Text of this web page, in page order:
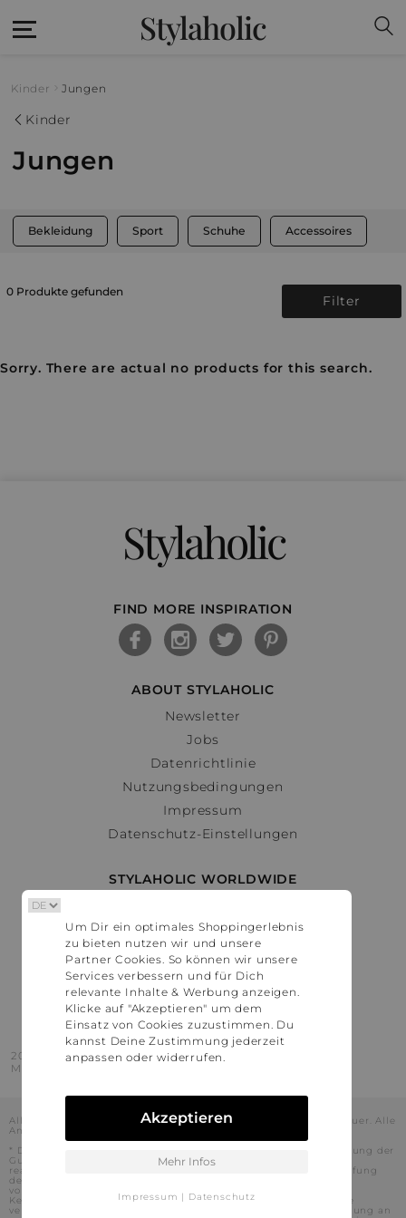
Stylaholic
Kinder Jungen
Kinder
Jungen
Bekleidung Sport Schuhe Accessoires
0 Produkte gefunden
Filter
Sorry. There are actual no products for this search.
Stylaholic
FIND MORE INSPIRATION
ABOUT STYLAHOLIC
Newsletter
Jobs
Datenrichtlinie
Nutzungsbedingungen
Impressum
Datenschutz-Einstellungen
STYLAHOLIC WORLDWIDE
Österreich
Schweiz
France
United States
2016 - 2026 © Stylaholic.
Made for you with love in munich.
Alle Preise inkl. der jeweils geltenden gesetzlichen Mehrwertsteuer. Alle
Angaben ohne Gewähr.
* Die angezeigten Preise beinhalten Rabatte, die durch die Nutzung der
Gutschein-Codes auf den Seiten unserer Partner voraussichtlich
realisiert werden können. Stylaholic führt keine vollständige Prüfung
der Gutschein-Codes durch und es kann daher in Einzelfällen
vorkommen, dass die Gutscheine abweichend von unserem
Kenntnisstand bei dem jeweiligen Shop nicht oder nur teilweise
verwendet werden können. Darüber hinaus kann deren Verwendung an
Um Dir ein optimales Shoppingerlebnis
zu bieten nutzen wir und unsere
Partner Cookies. So können wir unsere
Services verbessern und für Dich
relevante Inhalte & Werbung anzeigen.
Klicke auf "Akzeptieren" um dem
Einsatz von Cookies zuzustimmen. Du
kannst Deine Zustimmung jederzeit
anpassen oder widerrufen.
Akzeptieren
Mehr Infos
Impressum | Datenschutz